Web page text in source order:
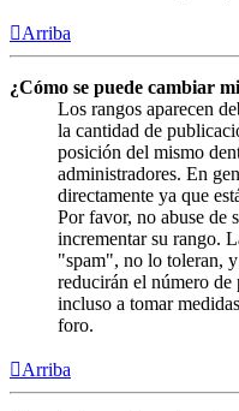
Arriba
¿Cómo se puede cambiar
Los rangos aparecen
la cantidad de
posición del mismo
administradores. En
directamente ya que
Por favor, no abuse de
incrementar su rango.
"spam", no lo toleran,
reducirán el número de
incluso a tomar
foro.
Arriba